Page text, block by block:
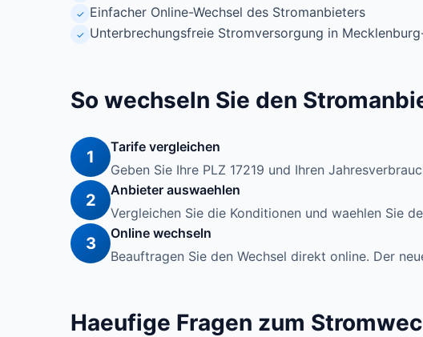
✓ Einfacher Online-Wechsel des Stromanbieters
✓ Unterbrechungsfreie Stromversorgung in
So wechseln Sie den
1
Tarife vergleichen
Geben Sie Ihre PLZ 17219 und Ihren
2
Anbieter auswaehlen
Vergleichen Sie die Konditionen und waehlen Sie
3
Online wechseln
Beauftragen Sie den Wechsel direkt online. Der
Haeufige Fragen zum